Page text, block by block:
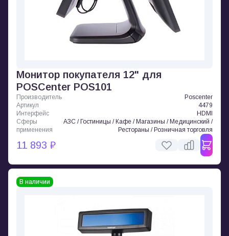
Монитор покупателя 12" для
POSCenter POS101
Производитель
Poscenter
Артикул
4479
Интерфейс
HDMI
Сферы
применения
АЗС / Гостиницы / Кафе / Магазины / Медицинский /
Рестораны / Розничная торговля
11 893 ₽
В наличии